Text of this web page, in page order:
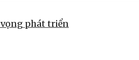
phát triển